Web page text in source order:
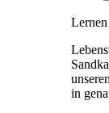
Lernen
in